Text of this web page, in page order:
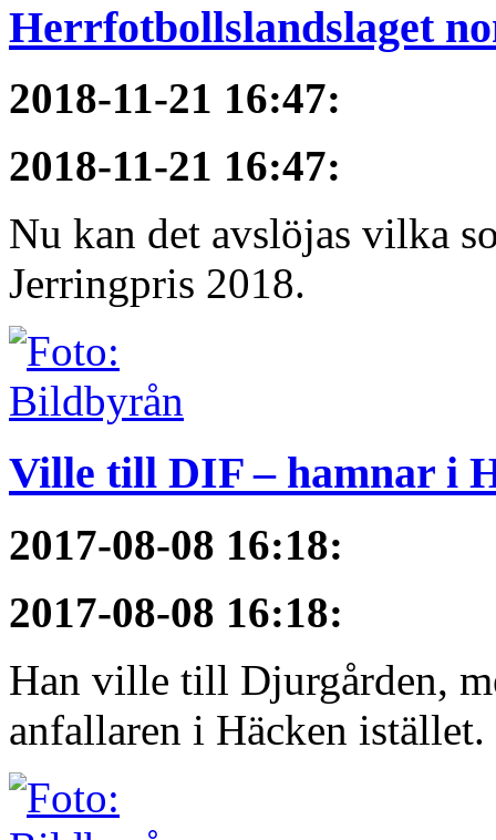
Herrfotbollslandslaget
2018-11-21 16:47:
2018-11-21 16:47:
Nu kan det avslöjas vilka
Jerringpris 2018.
Ville till DIF – hamnar i
2017-08-08 16:18:
2017-08-08 16:18:
Han ville till Djurgården,
anfallaren i Häcken